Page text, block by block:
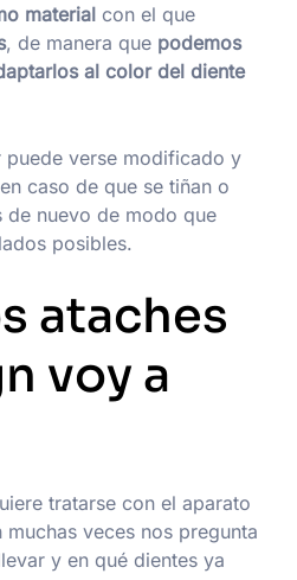
material con el que
, de manera que podemos
al color del diente
verse modificado y
caso de que se tiñan o
de nuevo de modo que
posibles.
ataches
voy a
tratarse con el aparato
veces nos pregunta
y en qué dientes ya